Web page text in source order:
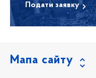
Подати заявку
Мапа сайту